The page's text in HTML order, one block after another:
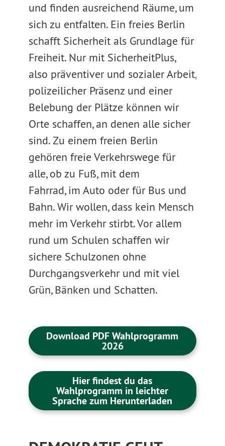
und finden ausreichend Räume, um
sich zu entfalten. Ein freies Berlin
schafft Sicherheit als Grundlage für
Freiheit. Nur mit SicherheitPlus,
also präventiver und sozialer Arbeit,
polizeilicher Präsenz und einer
Belebung der Plätze können wir
Orte schaffen, an denen alle sicher
sind. Zu einem freien Berlin
gehören freie Verkehrswege für
alle, ob zu Fuß, mit dem
Fahrrad, im Auto oder für Bus und
Bahn. Wir wollen, dass kein Mensch
mehr im Verkehr stirbt. Vor allem
rund um Schulen schaffen wir
sichere Schulzonen ohne
Durchgangsverkehr und mit viel
Grün, Bänken und Schatten.
Download PDF Wahlprogramm
2026
Hier findest du das
Wahlprogramm in leichter
Sprache zum Herunterladen